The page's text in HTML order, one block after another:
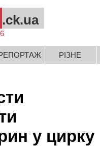
.ck.ua
РІЗНЕ
у цирку